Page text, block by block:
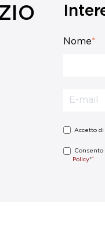
Nome*
Accetto di
Consento
Policy**